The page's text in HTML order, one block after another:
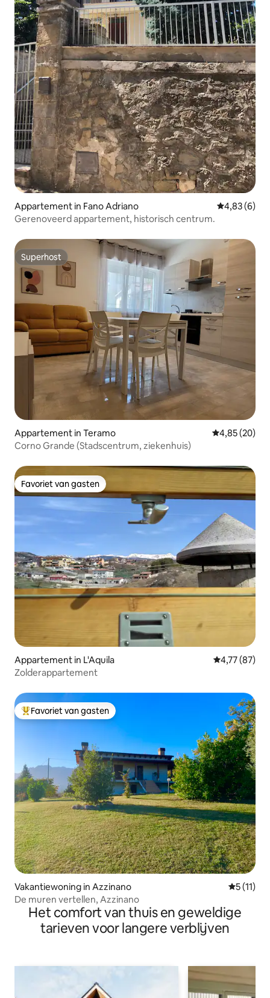
Appartement in Fano Adriano Gemiddelde
4,83 (6)
Gerenoveerd appartement, historisch centrum.
Superhost
Superhost
Appartement in Teramo Gemiddelde
4,85 (20)
Corno Grande (Stadscentrum, ziekenhuis)
Favoriet van gasten
Favoriet van gasten
Appartement in L'Aquila Gemiddelde
4,77 (87)
Zolderappartement
Topfavoriet van gasten
Favoriet van gasten
Vakantiewoning in Azzinano
5 (11)
De muren vertellen, Azzinano
Het comfort van thuis en geweldige
tarieven voor langere verblijven